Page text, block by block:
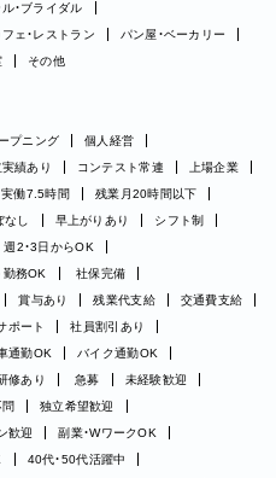
・ブライダル
フェ・レストラン
パン屋・ベーカリー
その他
プニング
個人経営
績あり コンテスト常連
上場企業
実働7.5時間
残業月20時間以下
なし 早上がりあり
シフト制
週2・3日からOK
勤務OK
社保完備
賞与あり 残業代支給
交通費支給
ポート
社員割引あり
通勤OK
バイク通勤OK
修あり 急募
未経験歓迎
独立希望歓迎
歓迎
副業・WワークOK
40代・50代活躍中